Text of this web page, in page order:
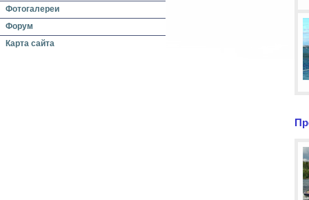
Фотогалереи
Форум
Карта сайта